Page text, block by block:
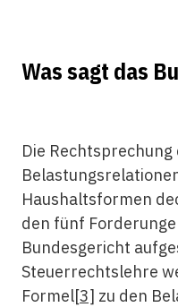
Was sagt das
Die
Haushaltsformen
den fünf
Bundesgericht
Steuerrechtslehre
Formel[3] zu den